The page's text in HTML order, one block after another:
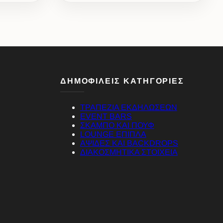
ΔΗΜΟΦΙΛΕΙΣ ΚΑΤΗΓΟΡΙΕΣ
ΤΡΑΠΕΖΙΑ ΕΚΔΗΛΩΣΕΩΝ
EVENT BARS
ΣΚΑΜΠΟ ΚΑΙ ΠΟΥΦ
LOUNGE ΕΠΙΠΛΑ
ΑΨΙΔΕΣ ΚΑΙ BACKDROPS
ΔΙΑΚΟΣΜΗΤΙΚΑ ΣΤΟΙΧΕΙΑ